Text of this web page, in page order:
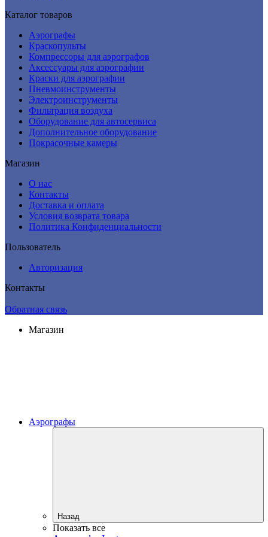
Каталог товаров
Аэрографы
Краскопульты
Компрессоры для аэрографов
Аксессуары для аэрографии
Краски для аэрографии
Пневмоинструменты
Электроинструменты
Фильтрация воздуха
Оборудование для автосервиса
Дополнительное оборудование
Покрасочные камеры
Магазин
О нас
Контакты
Доставка и оплата
Условия возврата товара
Политика Конфиденциальности
Пользователь
Авторизация
Контакты
Обратная связь
Магазин
Аэрографы
Назад
Показать все